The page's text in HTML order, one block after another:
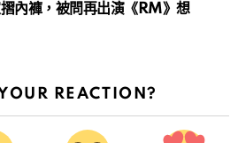
內褲，被問再出演《RM》想
REACTION?